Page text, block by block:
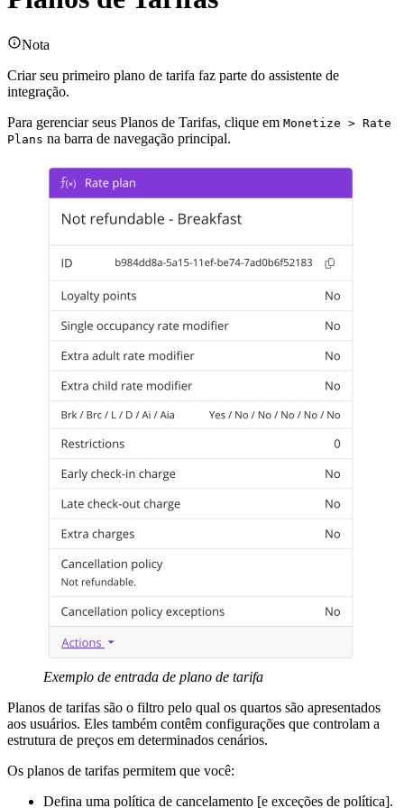
Nota
Criar seu primeiro plano de tarifa faz parte do assistente de
integração.
Para gerenciar seus Planos de Tarifas, clique em Monetize > Rate
Plans na barra de navegação principal.
Exemplo de entrada de plano de tarifa
Planos de tarifas são o filtro pelo qual os quartos são apresentados
aos usuários. Eles também contêm configurações que controlam a
estrutura de preços em determinados cenários.
Os planos de tarifas permitem que você:
Defina uma política de cancelamento [e exceções de política].